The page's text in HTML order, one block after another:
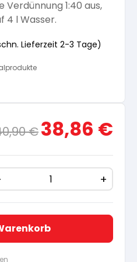
1:40 aus,
4 l Wasser.
Lieferzeit 2-3 Tage)
€
Ursprünglicher
Preis
38,86 €